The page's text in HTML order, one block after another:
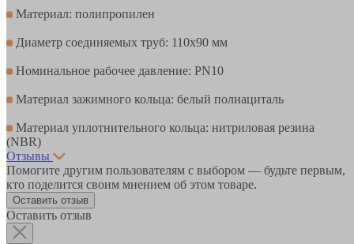
Материал: полипропилен
Диаметр соединяемых труб: 110х90 мм
Номинальное рабочее давление: PN10
Материал зажимного кольца: белый полиациталь
Материал уплотнительного кольца: нитриловая резина
(NBR)
Отзывы
Помогите другим пользователям с выбором — будьте первым,
кто поделится своим мнением об этом товаре.
Оставить отзыв
Оставить отзыв